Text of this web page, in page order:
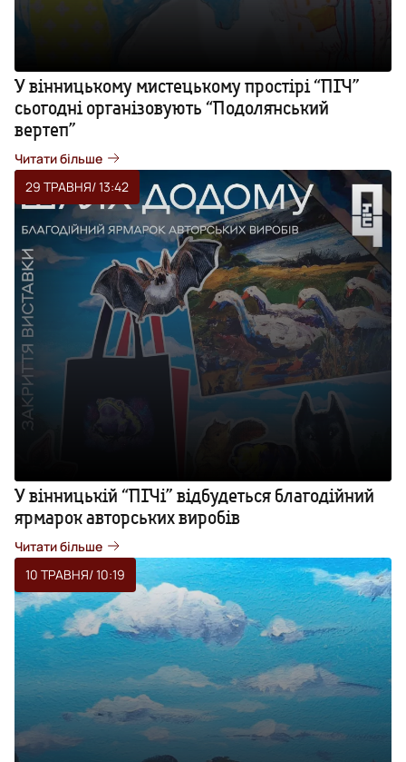
У вінницькому мистецькому простірі “ПІЧ”
сьогодні організовують “Подолянський
вертеп”
Читати більше
29 ТРАВНЯ/ 13:42
У вінницькій “ПІЧі” відбудеться благодійний
ярмарок авторських виробів
Читати більше
10 ТРАВНЯ/ 10:19